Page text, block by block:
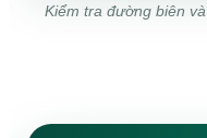
Kiểm tra đường biên